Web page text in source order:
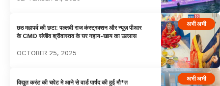
अभी अभी
छठ महापर्व की छटा: पल्लवी राज कंस्ट्रक्शन और न्यूज़ पीआर
के CMD संजीव श्रीवास्तव के घर नहाय-खाय का उल्लास
OCTOBER 25, 2025
अभी अभी
विद्युत करंट की चपेट मे आने से वार्ड पार्षद की हुई मौ*त